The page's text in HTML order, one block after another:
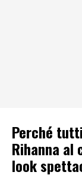
Perché
Rihanna al
look